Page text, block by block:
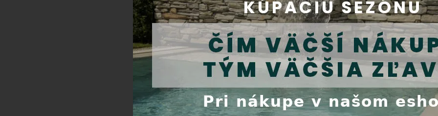
DOPRAVA
ZDARMA
EXTRA
ZĽAVA
Séria DRY 1200 poskytuje plnú
Kód produktu: DRY1200W